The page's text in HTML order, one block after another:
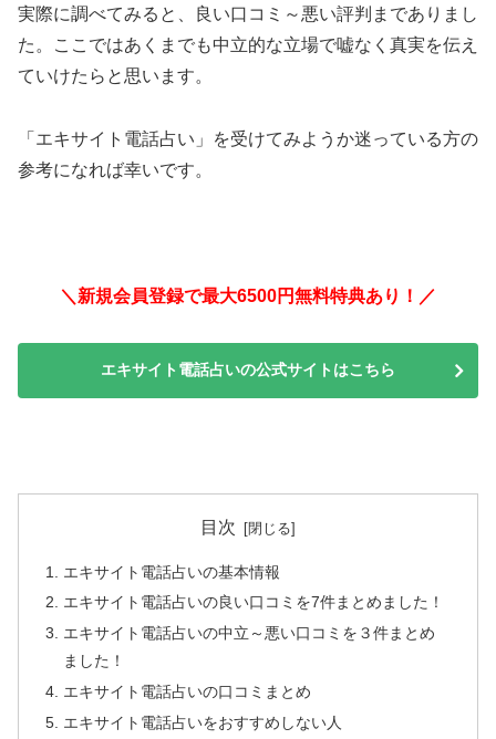
実際に調べてみると、良い口コミ～悪い評判までありまし
た。ここではあくまでも中立的な立場で嘘なく真実を伝え
ていけたらと思います。
「エキサイト電話占い」を受けてみようか迷っている方の
参考になれば幸いです。
＼新規会員登録で最大6500円無料特典あり！／
エキサイト電話占いの公式サイトはこちら
目次
エキサイト電話占いの基本情報
エキサイト電話占いの良い口コミを7件まとめました！
エキサイト電話占いの中立～悪い口コミを３件まとめ
ました！
エキサイト電話占いの口コミまとめ
エキサイト電話占いをおすすめしない人